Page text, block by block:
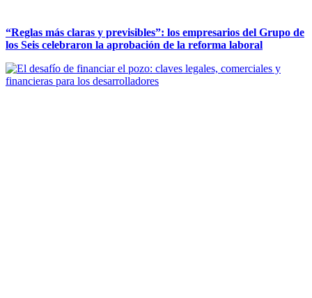
“Reglas más claras y previsibles”: los empresarios del Grupo de
los Seis celebraron la aprobación de la reforma laboral